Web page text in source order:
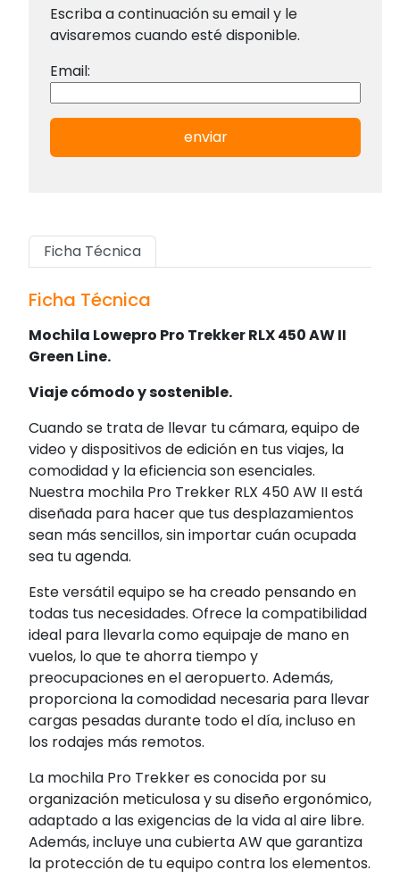
Escriba a continuación su email y le
avisaremos cuando esté disponible.
Email:
enviar
Ficha Técnica
Ficha Técnica
Mochila Lowepro Pro Trekker RLX 450 AW II
Green Line.
Viaje cómodo y sostenible.
Cuando se trata de llevar tu cámara, equipo de
video y dispositivos de edición en tus viajes, la
comodidad y la eficiencia son esenciales.
Nuestra mochila Pro Trekker RLX 450 AW II está
diseñada para hacer que tus desplazamientos
sean más sencillos, sin importar cuán ocupada
sea tu agenda.
Este versátil equipo se ha creado pensando en
todas tus necesidades. Ofrece la compatibilidad
ideal para llevarla como equipaje de mano en
vuelos, lo que te ahorra tiempo y
preocupaciones en el aeropuerto. Además,
proporciona la comodidad necesaria para llevar
cargas pesadas durante todo el día, incluso en
los rodajes más remotos.
La mochila Pro Trekker es conocida por su
organización meticulosa y su diseño ergonómico,
adaptado a las exigencias de la vida al aire libre.
Además, incluye una cubierta AW que garantiza
la protección de tu equipo contra los elementos.